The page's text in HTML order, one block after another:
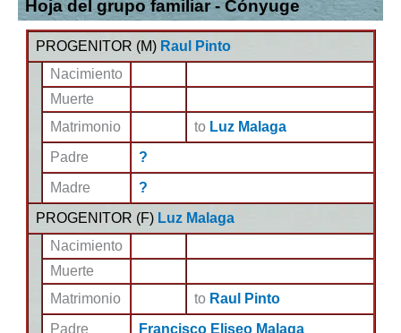
Hoja del grupo familiar - Cónyuge
PROGENITOR (M) Raul Pinto
Nacimiento
Muerte
Matrimonio
to Luz Malaga
Padre
?
Madre
?
PROGENITOR (F) Luz Malaga
Nacimiento
Muerte
Matrimonio
to Raul Pinto
Padre
Francisco Eliseo Malaga